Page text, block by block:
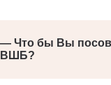
— Что бы Вы
ВШБ?